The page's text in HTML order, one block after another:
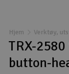
Droner
Droner
Hjem Verktøy,
TRX-
button-